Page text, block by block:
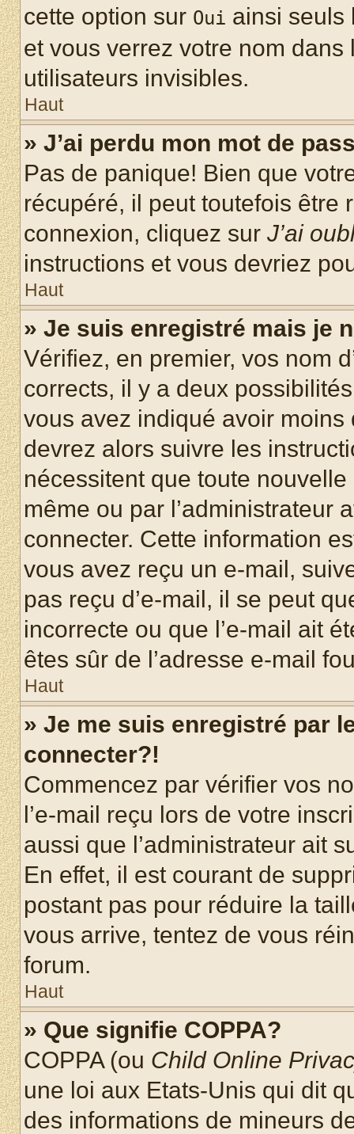
cette option sur Oui ainsi seuls
et vous verrez votre nom
utilisateurs invisibles.
Haut
» J’ai perdu mon mot de
Pas de panique! Bien que
récupéré, il peut toutefois être
connexion, cliquez sur J’ai
instructions et vous devriez
Haut
» Je suis enregistré mais je
Vérifiez, en premier, vos nom
corrects, il y a deux
vous avez indiqué avoir moins
devrez alors suivre les
nécessitent que toute
même ou par l’administrateur
connecter. Cette information
vous avez reçu un e-mail,
pas reçu d’e-mail, il se peut
incorrecte ou que l’e-mail ait
êtes sûr de l’adresse e-mail
Haut
» Je me suis enregistré par
connecter?!
Commencez par vérifier vos
l’e-mail reçu lors de votre
aussi que l’administrateur ait
En effet, il est courant de
postant pas pour réduire la
vous arrive, tentez de vous
forum.
Haut
» Que signifie COPPA?
COPPA (ou Child Online
une loi aux Etats-Unis qui dit
des informations de mineurs